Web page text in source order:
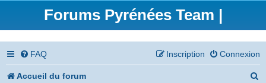
Forums Pyrénées Team |
FAQ Connexion
Inscription
Accueil du forum